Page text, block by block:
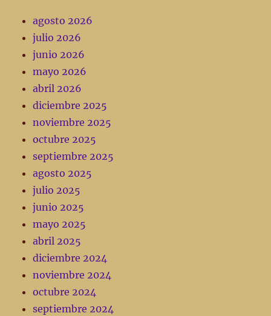
agosto 2026
julio 2026
junio 2026
mayo 2026
abril 2026
diciembre 2025
noviembre 2025
octubre 2025
septiembre 2025
agosto 2025
julio 2025
junio 2025
mayo 2025
abril 2025
diciembre 2024
noviembre 2024
octubre 2024
septiembre 2024